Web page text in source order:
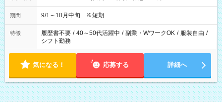
期間 9/1～10月中旬 ※短期
特徴 履歴書不要 / 40～50代活躍中 / 副業・WワークOK / 服装自由 /
シフト勤務
気になる！ 応募する 詳細へ